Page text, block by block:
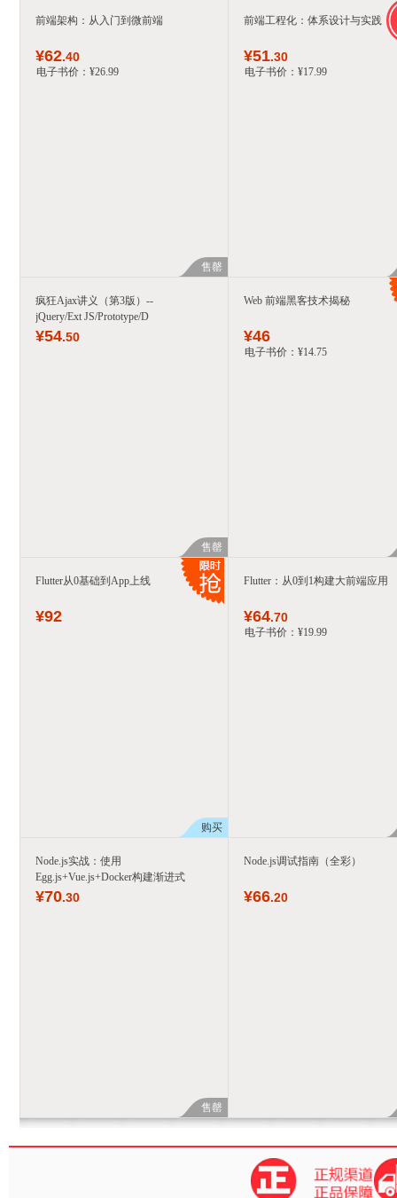
前端架构：从入门到微前端
¥62.40
电子书价： ¥26.99
售罄
前端工程化：体系设计与实践
¥51.30
电子书价： ¥17.99
疯狂Ajax讲义（第3版）--
jQuery/Ext JS/Prototype/D
¥54.50
售罄
Web 前端黑客技术揭秘
¥46
电子书价： ¥14.75
Flutter从0基础到App上线
¥92
购买
Flutter：从0到1构建大前端应用
¥64.70
电子书价： ¥19.99
Node.js实战：使用
Egg.js+Vue.js+Docker构建渐进式
¥70.30
售罄
Node.js调试指南（全彩）
¥66.20